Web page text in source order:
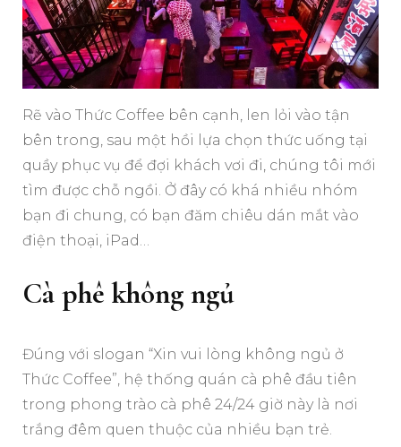
Rẽ vào Thức Coffee bên cạnh, len lỏi vào tận
bên trong, sau một hồi lựa chọn thức uống tại
quầy phục vụ để đợi khách vơi đi, chúng tôi mới
tìm được chỗ ngồi. Ở đây có khá nhiều nhóm
bạn đi chung, có bạn đăm chiêu dán mắt vào
điện thoại, iPad…
Cà phê không ngủ
Đúng với slogan “Xin vui lòng không ngủ ở
Thức Coffee”, hệ thống quán cà phê đầu tiên
trong phong trào cà phê 24/24 giờ này là nơi
trắng đêm quen thuộc của nhiều bạn trẻ.